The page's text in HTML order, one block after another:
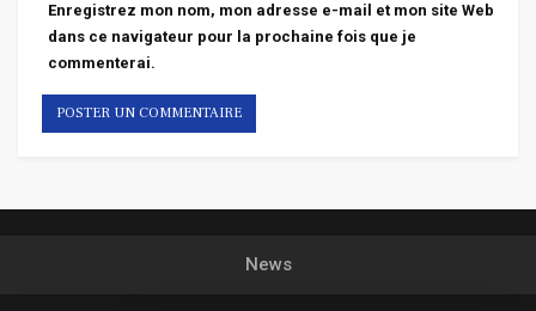
Enregistrez mon nom, mon adresse e-mail et mon site Web
dans ce navigateur pour la prochaine fois que je
commenterai.
News